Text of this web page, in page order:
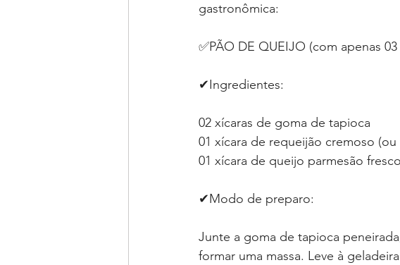
gastronômica:⁣⁣⁣
✅PÃO DE QUEIJO (com apenas
✔Ingredientes:⁣⁣
02 xícaras de goma de tapioca
01 xícara de requeijão cremoso
01 xícara de queijo parmesão
✔Modo de preparo:⁣⁣⁣
Junte a goma de tapioca
formar uma massa. Leve à